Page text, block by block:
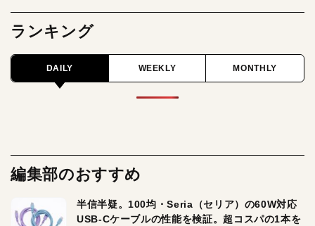
ランキング
DAILY WEEKLY MONTHLY
編集部のおすすめ
半信半疑。100均・Seria（セリア）の60W対応
USB-Cケーブルの性能を検証。超コスパの1本を